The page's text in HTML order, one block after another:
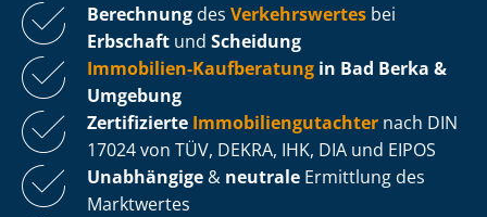
Berechnung des Verkehrswertes bei
Erbschaft und Scheidung
Immobilien-Kaufberatung in Bad Berka &
Umgebung
Zertifizierte Im­mo­bi­li­en­gut­ach­ter nach DIN
17024 von TÜV, DEKRA, IHK, DIA und EIPOS
Unabhängige & neutrale Ermittlung des
Marktwertes